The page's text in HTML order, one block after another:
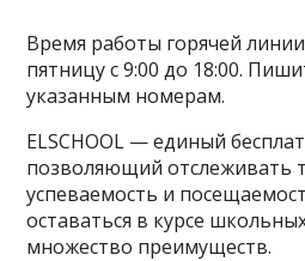
Время работы горячей
пятницу с 9:00 до 18:00.
указанным номерам.
ELSCHOOL — единый
позволяющий отслеживать
успеваемость и
оставаться в курсе
множество преимуществ.